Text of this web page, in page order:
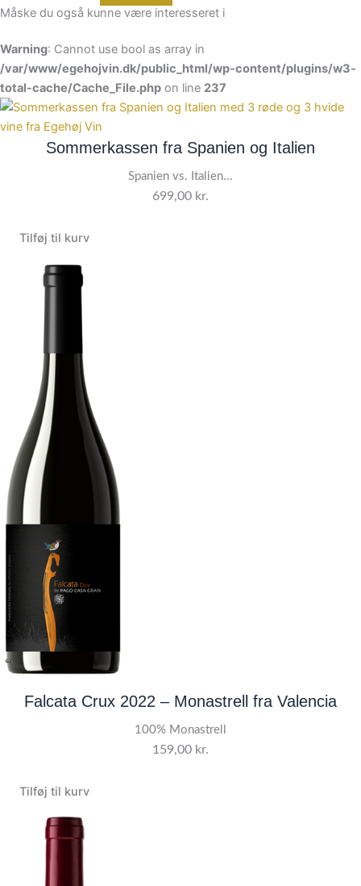
Måske du også kunne være interesseret i
Warning: Cannot use bool as array in
/var/www/egehojvin.dk/public_html/wp-content/plugins/w3-
total-cache/Cache_File.php on line 237
Sommerkassen fra Spanien og Italien
Spanien vs. Italien...
699,00 kr.
Tilføj til kurv
Falcata Crux 2022 – Monastrell fra Valencia
100% Monastrell
159,00 kr.
Tilføj til kurv